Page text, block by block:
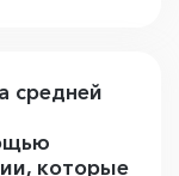
средней
которые